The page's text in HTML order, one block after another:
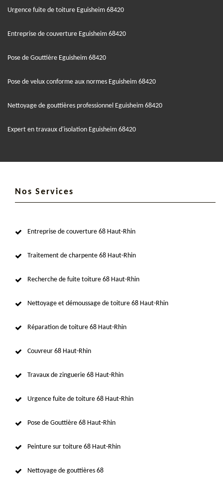
Urgence fuite de toiture Eguisheim 68420
Entreprise de couverture Eguisheim 68420
Pose de Gouttière Eguisheim 68420
Pose de velux conforme aux normes Eguisheim 68420
Nettoyage de gouttières professionnel Eguisheim 68420
Expert en travaux d'isolation Eguisheim 68420
Nos Services
Entreprise de couverture 68 Haut-Rhin
Traitement de charpente 68 Haut-Rhin
Recherche de fuite toiture 68 Haut-Rhin
Nettoyage et démoussage de toiture 68 Haut-Rhin
Réparation de toiture 68 Haut-Rhin
Couvreur 68 Haut-Rhin
Travaux de zinguerie 68 Haut-Rhin
Urgence fuite de toiture 68 Haut-Rhin
Pose de Gouttière 68 Haut-Rhin
Peinture sur toiture 68 Haut-Rhin
Nettoyage de gouttières 68